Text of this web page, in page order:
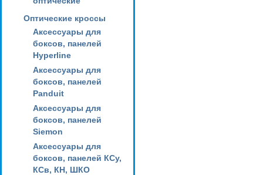
Оптические кроссы
Аксессуары для
боксов, панелей
Hyperline
Аксессуары для
боксов, панелей
Panduit
Аксессуары для
боксов, панелей
Siemon
Аксессуары для
боксов, панелей КСу,
КСв, КН, ШКО